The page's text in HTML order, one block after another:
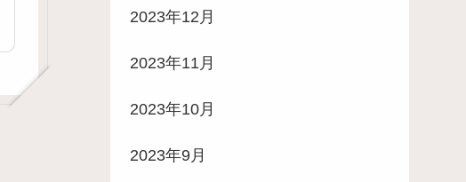
2023年12月
2023年11月
2023年10月
2023年9月